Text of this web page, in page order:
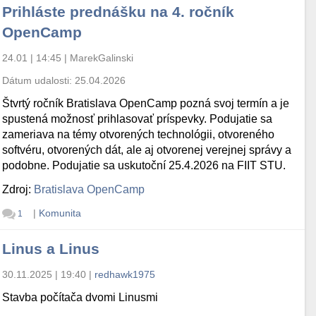
Prihláste prednášku na 4. ročník
OpenCamp
24.01 | 14:45 | MarekGalinski
Dátum udalosti: 25.04.2026
Štvrtý ročník Bratislava OpenCamp pozná svoj termín a je
spustená možnosť prihlasovať príspevky. Podujatie sa
zameriava na témy otvorených technológii, otvoreného
softvéru, otvorených dát, ale aj otvorenej verejnej správy a
podobne. Podujatie sa uskutoční 25.4.2026 na FIIT STU.
Zdroj: Bratislava OpenCamp
1 | Komunita
Linus a Linus
30.11.2025 | 19:40 | redhawk1975
Stavba počítača dvomi Linusmi